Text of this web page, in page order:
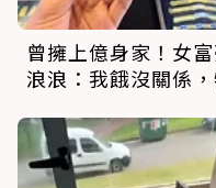
曾擁上億身家！女
浪浪：我餓沒關係